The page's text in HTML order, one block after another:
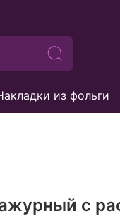
из фольги
с